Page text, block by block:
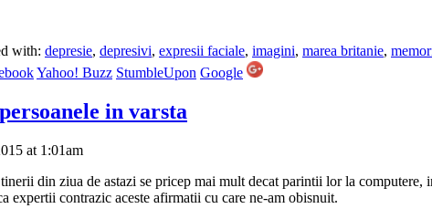
with: depresie, depresivi, expresii faciale, imagini, marea britanie,
Yahoo! Buzz StumbleUpon Google
in varsta
at 1:01am
din ziua de astazi se pricep mai mult decat parintii lor la
expertii contrazic aceste afirmatii cu care ne-am obisnuit.